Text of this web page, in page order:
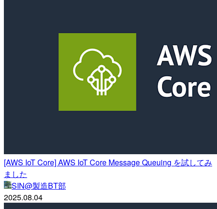
[AWS IoT Core] AWS IoT Core Message Queuing を試してみ
ました
SIN@製造BT部
2025.08.04